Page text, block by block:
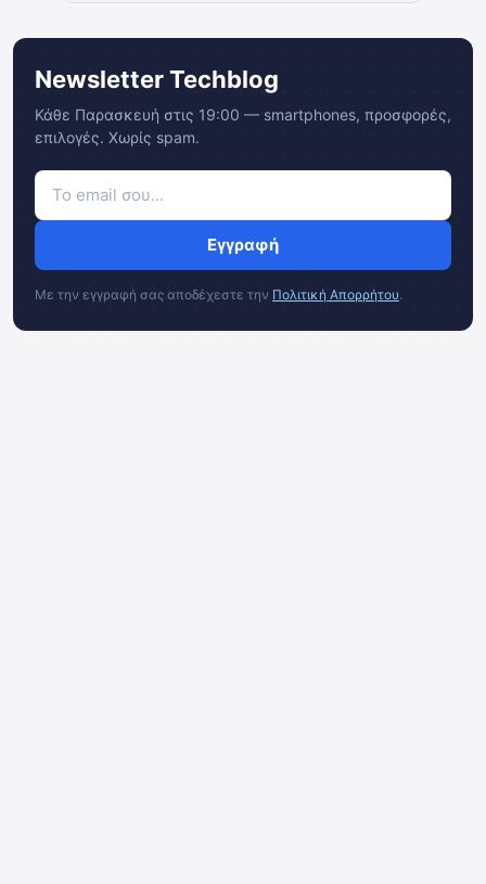
Newsletter Techblog
Κάθε Παρασκευή στις 19:00 — smartphones, προσφορές,
επιλογές. Χωρίς spam.
Εγγραφή
Με την εγγραφή σας αποδέχεστε την Πολιτική Απορρήτου.